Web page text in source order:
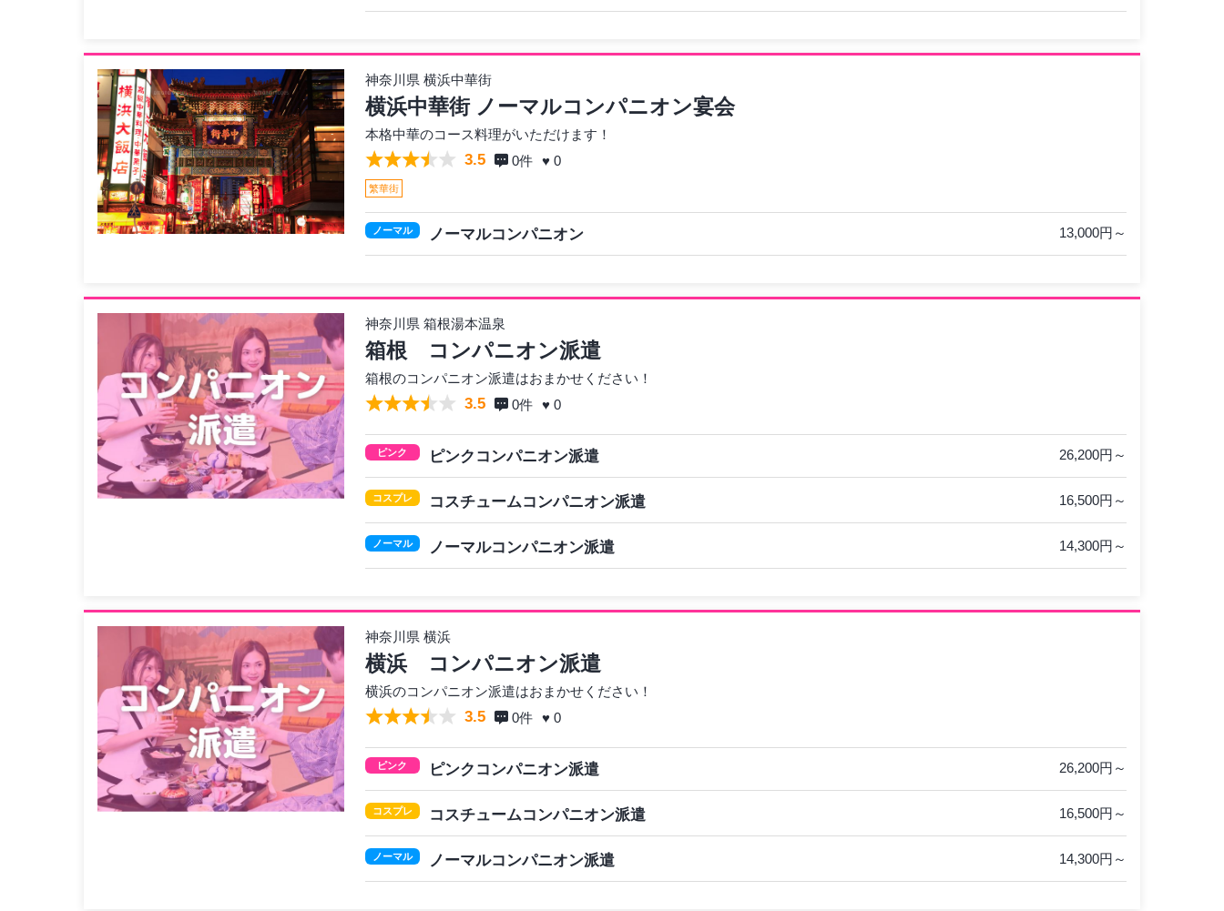
神奈川県 横浜中華街
横浜中華街 ノーマルコンパニオン宴会
本格中華のコース料理がいただけます！
3.5 0件 ♥ 0
繁華街
ノーマル ノーマルコンパニオン 13,000円～
神奈川県 箱根湯本温泉
箱根 コンパニオン派遣
箱根のコンパニオン派遣はおまかせください！
3.5 0件 ♥ 0
ピンク ピンクコンパニオン派遣 26,200円～
コスプレ コスチュームコンパニオン派遣 16,500円～
ノーマル ノーマルコンパニオン派遣 14,300円～
神奈川県 横浜
横浜 コンパニオン派遣
横浜のコンパニオン派遣はおまかせください！
3.5 0件 ♥ 0
ピンク ピンクコンパニオン派遣 26,200円～
コスプレ コスチュームコンパニオン派遣 16,500円～
ノーマル ノーマルコンパニオン派遣 14,300円～